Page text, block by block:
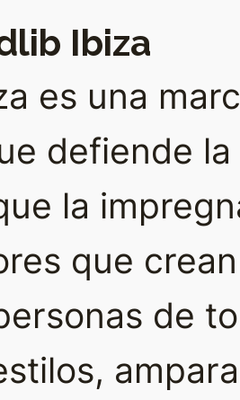
Ibiza
es una
defiende
la
que
de